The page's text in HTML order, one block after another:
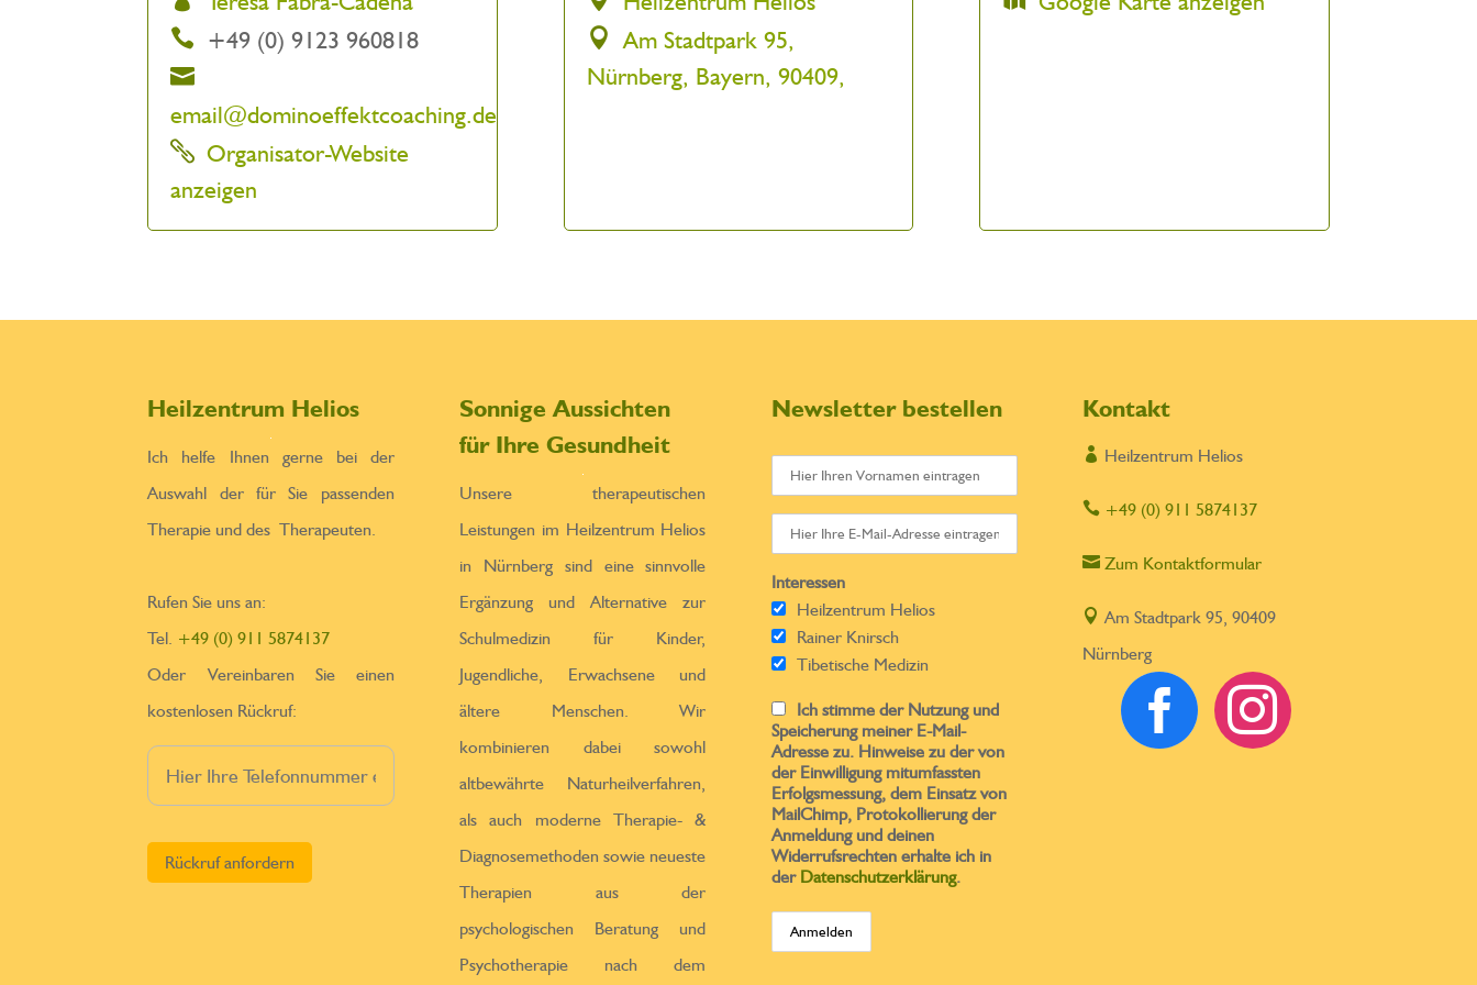
+49 (0) 9123 960818
email@dominoeffektcoaching.de
Organisator-Website
anzeigen
Am Stadtpark 95,
Nürnberg, Bayern, 90409,
Heilzentrum Helios
Ich helfe Ihnen gerne bei der
Auswahl der für Sie passenden
Therapie und des Therapeuten.
Rufen Sie uns an:
Tel. +49 (0) 911 5874137
Oder Vereinbaren Sie einen
kostenlosen Rückruf:
Sonnige Aussichten
für Ihre Gesundheit
Unsere therapeutischen
Leistungen im Heilzentrum Helios
in Nürnberg sind eine sinnvolle
Ergänzung und Alternative zur
Schulmedizin für Kinder,
Jugendliche, Erwachsene und
ältere Menschen. Wir
kombinieren dabei sowohl
altbewährte Naturheilverfahren,
als auch moderne Therapie- &
Diagnosemethoden sowie neueste
Therapien aus der
psychologischen Beratung und
Psychotherapie nach dem
Newsletter bestellen
Interessen
Heilzentrum Helios
Rainer Knirsch
Tibetische Medizin
Ich stimme der Nutzung und
Speicherung meiner E-Mail-
Adresse zu. Hinweise zu der von
der Einwilligung mitumfassten
Erfolgsmessung, dem Einsatz von
MailChimp, Protokollierung der
Anmeldung und deinen
Widerrufsrechten erhalte ich in
der Datenschutzerklärung.
Kontakt
 Heilzentrum Helios
 +49 (0) 911 5874137
 Zum Kontaktformular
 Am Stadtpark 95, 90409
Nürnberg
 